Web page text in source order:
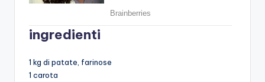
ingredienti
1 kg di patate, farinose
1 carota